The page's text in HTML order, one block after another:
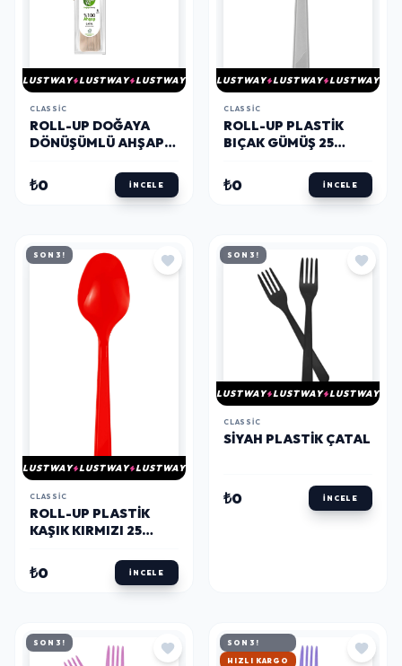
LUSTWAY LUSTWAY LUSTWAY
CLASSIC
ROLL-UP DOĞAYA
DÖNÜŞÜMLÜ AHŞAP
PAKET
₺0 İNCELE
LUSTWAY LUSTWAY LUSTWAY
CLASSIC
ROLL-UP PLASTIK
BIÇAK GÜMÜŞ 25
₺0 İNCELE
SON 3!
LUSTWAY LUSTWAY LUSTWAY
CLASSIC
ROLL-UP PLASTIK
KAŞIK KIRMIZI 25
₺0 İNCELE
SON 3!
LUSTWAY LUSTWAY LUSTWAY
CLASSIC
SIYAH PLASTIK ÇATAL
₺0 İNCELE
SON 3!
SON 3!
HIZLI KARGO